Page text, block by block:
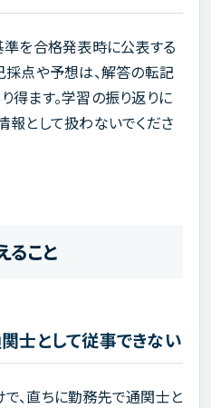
を合格発表時に公表する
採点や予想は、解答の転記
得ます。学習の振り返りに
報として扱わないでくださ
ること
士として従事できない
、直ちに勤務先で通関士と